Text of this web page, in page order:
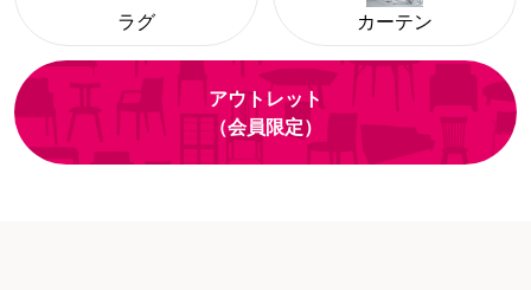
ラグ カーテン
アウトレット
（会員限定）